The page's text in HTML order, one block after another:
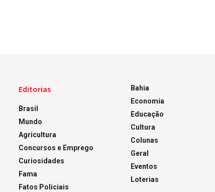
Editorias
Brasil
Mundo
Agricultura
Concursos e Emprego
Curiosidades
Fama
Fatos Policiais
Bahia
Economia
Educação
Cultura
Colunas
Geral
Eventos
Loterias